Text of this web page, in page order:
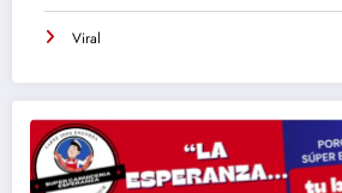
Viral